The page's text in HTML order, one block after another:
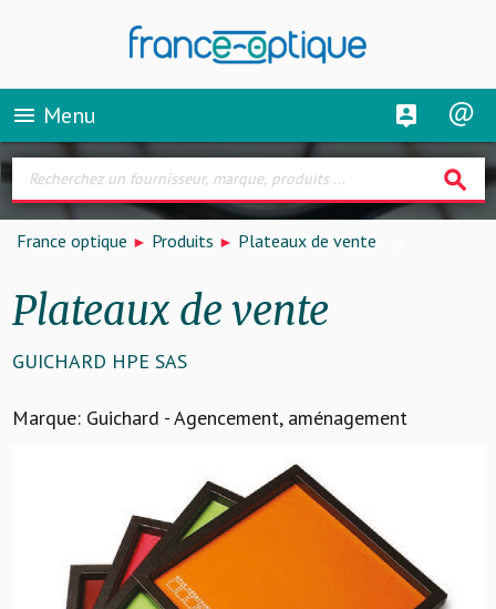
menu Menu
search
France optique Produits Plateaux de vente
Plateaux de vente
GUICHARD HPE SAS
Marque: Guichard - Agencement, aménagement